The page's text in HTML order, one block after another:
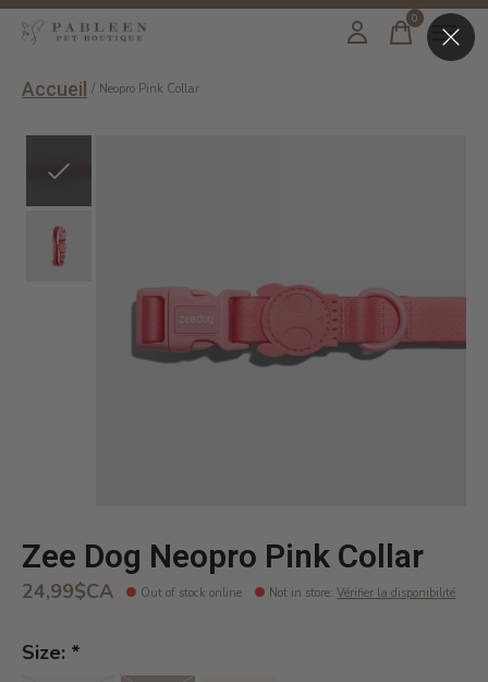
0items
Accueil / Neopro Pink Collar
Zee Dog Neopro Pink Collar
24,99$CA Out of stock online Not in store:Vérifier la disponibilité
Size: *